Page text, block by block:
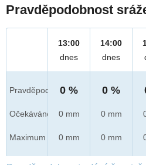
Pravděpodobnost
Pravděpod.
Očekáváno
Maximum
13:00
dnes
0 %
0 mm
0 mm
14:00
dnes
0 %
0 mm
0 mm